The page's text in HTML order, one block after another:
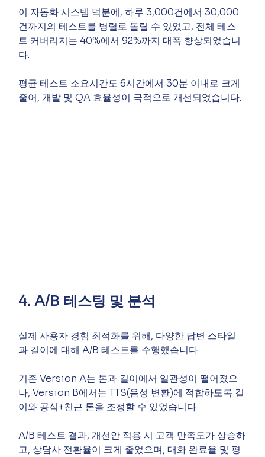
이 자동화 시스템 덕분에, 하루 3,000건에서 30,000
건까지의 테스트를 병렬로 돌릴 수 있었고, 전체 테스
트 커버리지는 40%에서 92%까지 대폭 향상되었습니
다.
평균 테스트 소요시간도 6시간에서 30분 이내로 크게
줄어, 개발 및 QA 효율성이 극적으로 개선되었습니다.
4. A/B 테스팅 및 분석
실제 사용자 경험 최적화를 위해, 다양한 답변 스타일
과 길이에 대해 A/B 테스트를 수행했습니다.
기존 Version A는 톤과 길이에서 일관성이 떨어졌으
나, Version B에서는 TTS(음성 변환)에 적합하도록 길
이와 공식+친근 톤을 조정할 수 있었습니다.
A/B 테스트 결과, 개선안 적용 시 고객 만족도가 상승하
고, 상담사 전환율이 크게 줄었으며, 대화 완료율 및 평